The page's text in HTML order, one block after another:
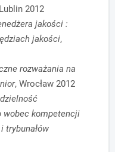
2012
jakości :
jakości,
rozważania na
, Wrocław 2012
wobec kompetencji
trybunałów